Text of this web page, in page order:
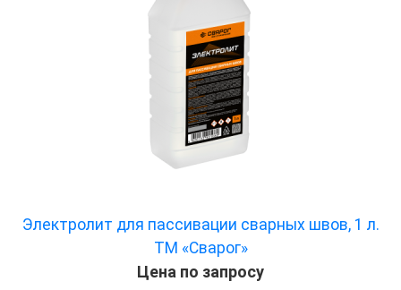
Электролит для пассивации сварных швов, 1 л.
ТМ «Сварог»
Цена по запросу